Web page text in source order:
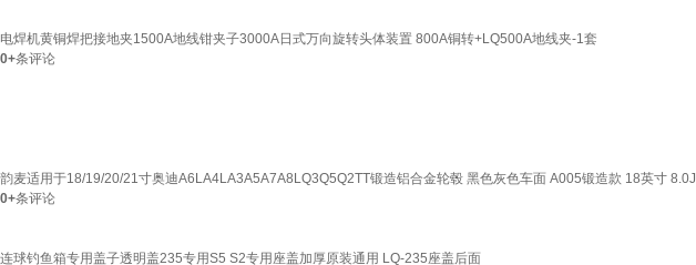
电焊机黄铜焊把接地夹1500A地线钳夹子3000A日式万向旋转头体装置 800A铜转+LQ500A地线夹-1套
0+条评论
韵麦适用于18/19/20/21寸奥迪A6LA4LA3A5A7A8LQ3Q5Q2TT锻造铝合金轮毂 黑色灰色车面 A005锻造款 18英寸 8.0J
0+条评论
连球钓鱼箱专用盖子透明盖235专用S5 S2专用座盖加厚原装通用 LQ-235座盖后面